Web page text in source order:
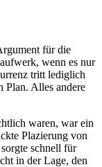
für die
wenn es nur
tritt lediglich
Plan. Alles andere
waren, war ein
Plazierung von
schnell für
in der Lage, den